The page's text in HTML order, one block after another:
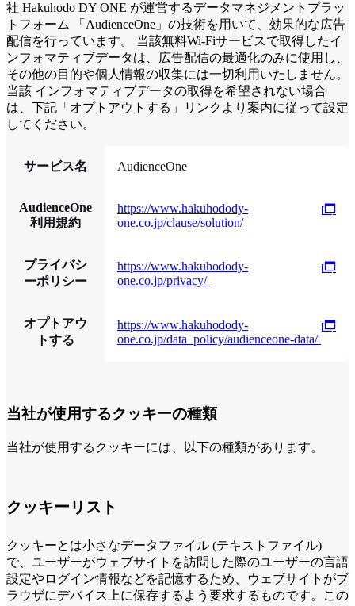
社 Hakuhodo DY ONE が運営するデータマネジメントプラッ
トフォーム 「AudienceOne」の技術を用いて、効果的な広告
配信を行っています。 当該無料Wi-Fiサービスで取得したイ
ンフォマティブデータは、広告配信の最適化のみに使用し、
その他の目的や個人情報の収集には一切利用いたしません。
当該 インフォマティブデータの取得を希望されない場合
は、下記「オプトアウトする」リンクより案内に従って設定
してください。
サービス名 AudienceOne
AudienceOne
利用規約
https://www.hakuhodody-
one.co.jp/clause/solution/
プライバシ
ーポリシー
https://www.hakuhodody-
one.co.jp/privacy/
オプトアウ
トする
https://www.hakuhodody-
one.co.jp/data_policy/audienceone-data/
当社が使用するクッキーの種類
当社が使用するクッキーには、以下の種類があります。
クッキーリスト
クッキーとは小さなデータファイル (テキストファイル)
で、ユーザーがウェブサイトを訪問した際のユーザーの言語
設定やログイン情報などを記憶するため、ウェブサイトがブ
ラウザにデバイス上に保存するよう要求するものです。この